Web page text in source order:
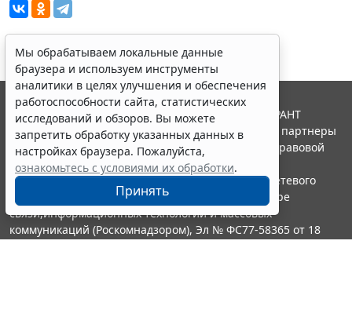
Мы обрабатываем локальные данные
браузера и используем инструменты
аналитики в целях улучшения и обеспечения
работоспособности сайта, статистических
исследований и обзоров. Вы можете
запретить обработку указанных данных в
настройках браузера. Пожалуйста,
ознакомьтесь с условиями их обработки.
Принять
© ООО "НПП "ГАРАНТ-СЕРВИС", 2026. Система ГАРАНТ
выпускается с 1990 года. Компания "Гарант" и ее партнеры
являются участниками Российской ассоциации правовой
информации ГАРАНТ.
Портал ГАРАНТ.РУ зарегистрирован в качестве сетевого
издания Федеральной службой по надзору в сфере
связи,информационных технологий и массовых
коммуникаций (Роскомнадзором), Эл № ФС77-58365 от 18